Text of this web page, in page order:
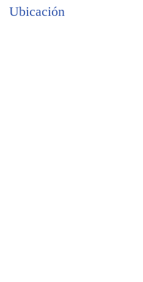
Ubicación